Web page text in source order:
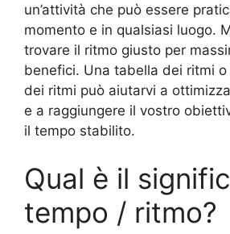
un’attività che può essere
momento e in qualsiasi luogo.
trovare il ritmo giusto per
benefici. Una tabella dei ritmi
dei ritmi può aiutarvi a
e a raggiungere il vostro
il tempo stabilito.
Qual è il
tempo / ritmo?